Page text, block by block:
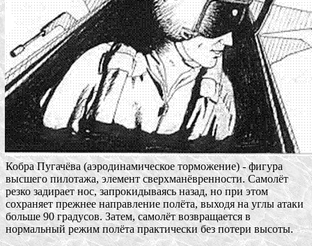
Кобра Пугачёва (аэродинамическое торможение) - фигура
высшего пилотажа, элемент сверхманёвренности. Самолёт
резко задирает нос, запрокидываясь назад, но при этом
сохраняет прежнее направление полёта, выходя на углы атаки
больше 90 градусов. Затем, самолёт возвращается в
нормальный режим полёта практически без потери высоты.